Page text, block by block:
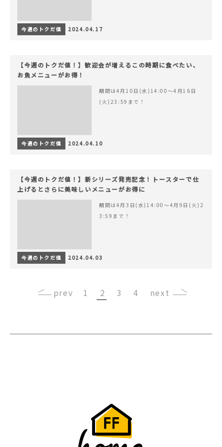
今週のトクだ値 2024.04.17
【今週のトクだ値！】歓迎会が増えるこの時期に食べたい、
お魚メニューがお得！
期間は4月10日(水)14:00〜4月16日
(火)23:59まで！
今週のトクだ値 2024.04.10
【今週のトクだ値！】新シリーズ発売記念！トースターで仕
上げるとさらに美味しいメニューがお得に
期間は4月3日(水)14:00〜4月9日(火)2
3:59まで！
今週のトクだ値 2024.04.03
‹ 1 2 3 4 ›